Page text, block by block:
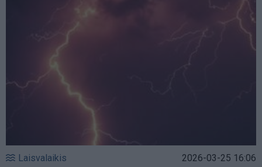
Laisvalaikis 2026-03-25 16:06